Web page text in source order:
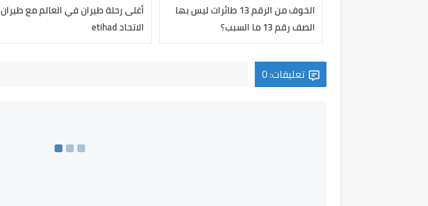
الخوف من الرقم 13 طائرات ليس بها
الصف رقم 13 ما السبب؟
أغلى رحلة طيران في العالم مع طيران
الاتحاد etihad
تعليقات: 0